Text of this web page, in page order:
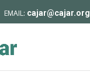
cajar@cajar.org